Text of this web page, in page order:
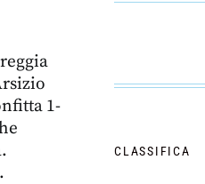
1-
CLASSIFICA